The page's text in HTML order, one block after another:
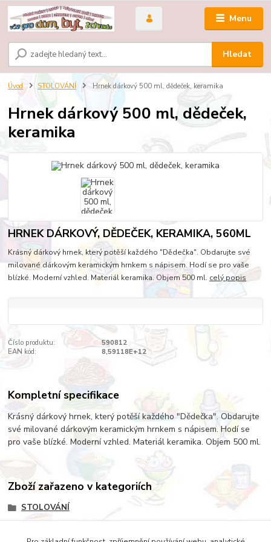
Menu
Hledat
Úvod STOLOVÁNÍ Hrnek dárkový 500 ml, dědeček, keramika
Hrnek dárkový 500 ml, dědeček,
keramika
HRNEK DÁRKOVÝ, DĚDEČEK, KERAMIKA, 560ML
Krásný dárkový hrnek, který potěší každého "Dědečka". Obdarujte své
milované dárkovým keramickým hrnkem s nápisem. Hodí se pro vaše
blízké. Moderní vzhled. Materiál keramika. Objem 500 ml. celý popis
Číslo produktu:
590812
EAN kód:
8,59118E+12
Kompletní specifikace
Krásný dárkový hrnek, který potěší každého "Dědečka". Obdarujte
své milované dárkovým keramickým hrnkem s nápisem. Hodí se
pro vaše blízké. Moderní vzhled. Materiál keramika. Objem 500 ml.
Zboží zařazeno v kategoriích
STOLOVÁNÍ